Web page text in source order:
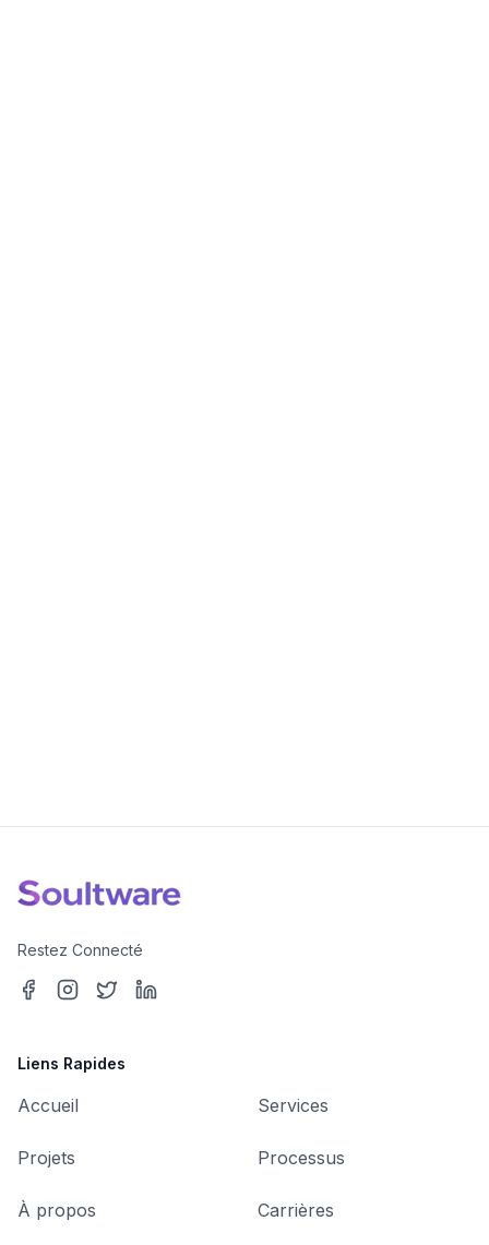
Restez Connecté
Liens Rapides
Accueil Services
Projets Processus
À propos Carrières